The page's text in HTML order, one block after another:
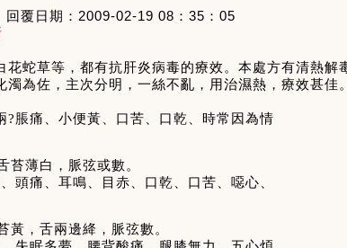
回覆日期： 2009-02-19 08 ： 35 ： 05
花蛇草等，都有抗肝炎病毒的療效。本處方有清熱解
濁為佐，主次分明，一絲不亂，用治濕熱，療效甚
?脹痛、小便黃、口苦、口乾、時常因為情
苔薄白，脈弦或數。
頭痛、耳鳴、目赤、口乾、口苦、噁心、
黃，舌兩邊絳，脈弦數。